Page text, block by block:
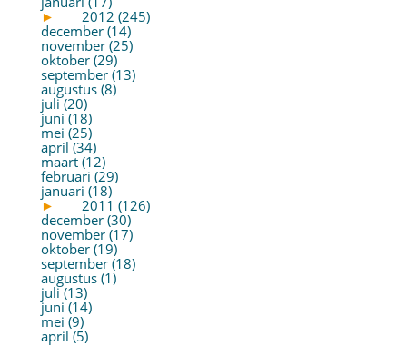
►
2012 (245)
december (14)
november (25)
oktober (29)
september (13)
augustus (8)
juli (20)
juni (18)
mei (25)
april (34)
maart (12)
februari (29)
januari (18)
►
2011 (126)
december (30)
november (17)
oktober (19)
september (18)
augustus (1)
juli (13)
juni (14)
mei (9)
april (5)